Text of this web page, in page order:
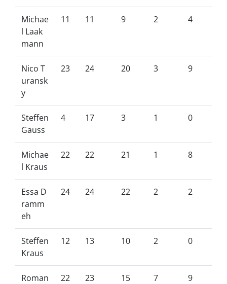
Michae
l Laak
mann
11 11 9 2 4
Nico T
uransk
y
23 24 20 3 9
Steffen
Gauss
4 17 3 1 0
Michae
l Kraus
22 22 21 1 8
Essa D
ramm
eh
24 24 22 2 2
Steffen
Kraus
12 13 10 2 0
Roman
22 23 15 7 9